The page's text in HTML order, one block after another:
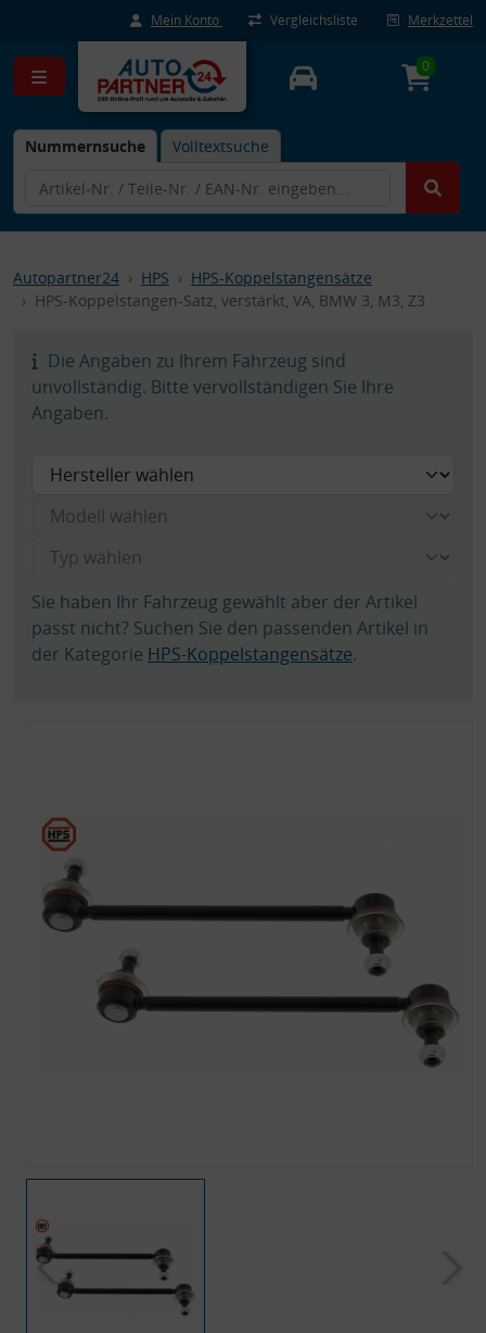
Mein Konto Vergleichsliste Merkzettel
Nummernsuche Volltextsuche
0
Autopartner24 HPS
HPS-Koppelstangensätze
HPS-Koppelstangen-Satz, verstärkt, VA, BMW 3, M3, Z3
Die Angaben zu Ihrem Fahrzeug sind
unvollständig. Bitte vervollständigen Sie Ihre
Angaben.
Sie haben Ihr Fahrzeug gewählt aber der Artikel
passt nicht? Suchen Sie den passenden Artikel in
der Kategorie HPS-Koppelstangensätze.